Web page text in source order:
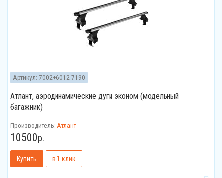
Атлант, аэродинамические дуги эконом (модельный
багажник)
Артикул: 7002+6012-7190
Производитель: Атлант
10500р.